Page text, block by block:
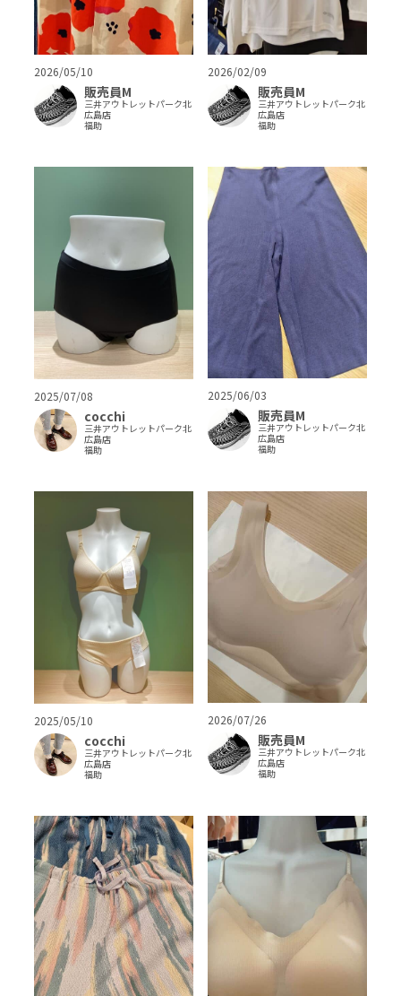
2026/05/10
販売員M
三井アウトレットパーク北
広島店
福助
2026/02/09
販売員M
三井アウトレットパーク北
広島店
福助
2025/07/08
cocchi
三井アウトレットパーク北
広島店
福助
2025/06/03
販売員M
三井アウトレットパーク北
広島店
福助
2025/05/10
cocchi
三井アウトレットパーク北
広島店
福助
2026/07/26
販売員M
三井アウトレットパーク北
広島店
福助